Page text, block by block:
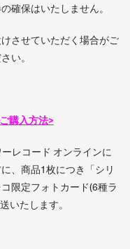
確保はいたしません。
させていただく場合がご
い。
購入方法>
レコード オンラインに
、商品1枚につき「シリ
限定フォトカード(6種ラ
いたします。